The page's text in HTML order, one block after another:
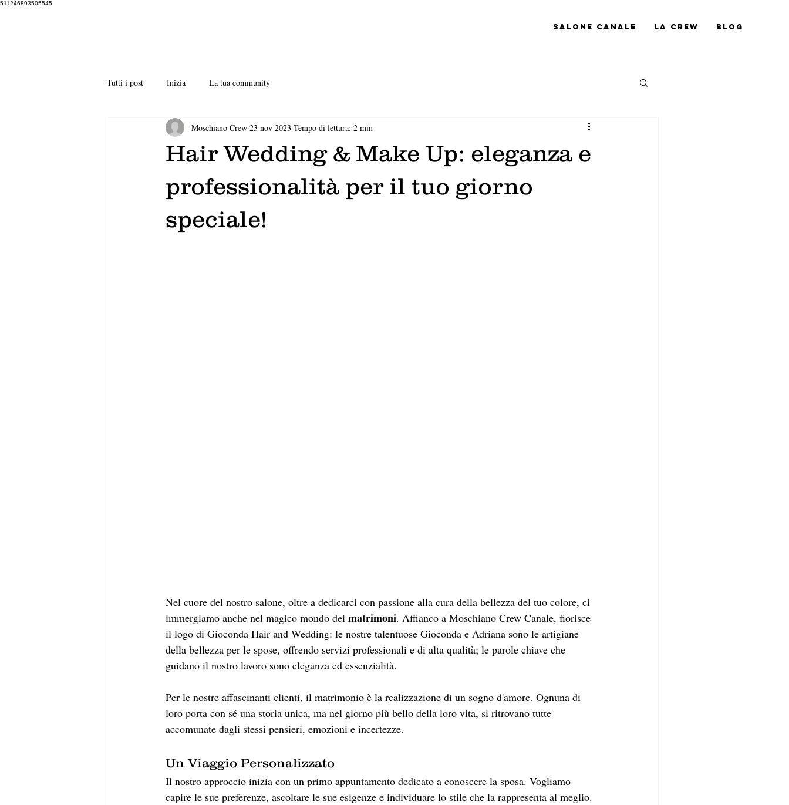
511246893505545
Salone Canale La Crew Blog
Tutti i post Inizia La tua community
Hair Wedding & Make Up: eleganza e
professionalità per il tuo giorno
speciale!
Moschiano Crew 23 nov 2023 Tempo di lettura: 2 min
Nel cuore del nostro salone, oltre a dedicarci con passione alla cura della bellezza del tuo colore, ci
immergiamo anche nel magico mondo dei matrimoni. Affianco a Moschiano Crew Canale, fiorisce
il logo di Gioconda Hair and Wedding: le nostre talentuose Gioconda e Adriana sono le artigiane
della bellezza per le spose, offrendo servizi professionali e di alta qualità; le parole chiave che
guidano il nostro lavoro sono eleganza ed essenzialità.
Per le nostre affascinanti clienti, il matrimonio è la realizzazione di un sogno d'amore. Ognuna di
loro porta con sé una storia unica, ma nel giorno più bello della loro vita, si ritrovano tutte
accomunate dagli stessi pensieri, emozioni e incertezze.
Un Viaggio Personalizzato
Il nostro approccio inizia con un primo appuntamento dedicato a conoscere la sposa. Vogliamo
capire le sue preferenze, ascoltare le sue esigenze e individuare lo stile che la rappresenta al meglio.